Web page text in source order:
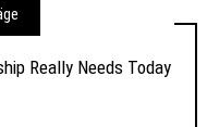
Really Needs Today